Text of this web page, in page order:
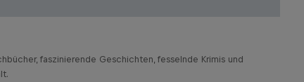
faszinierende Geschichten, fesselnde Krimis und